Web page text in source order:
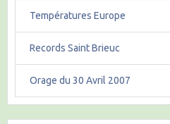
Températures Europe
Records Saint Brieuc
Orage du 30 Avril 2007